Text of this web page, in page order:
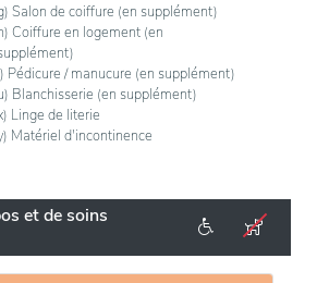
Salon de coiffure (en supplément)
Coiffure en logement (en
Pédicure / manucure (en supplément)
Blanchisserie (en supplément)
Linge de literie
Matériel d'incontinence
et de soins